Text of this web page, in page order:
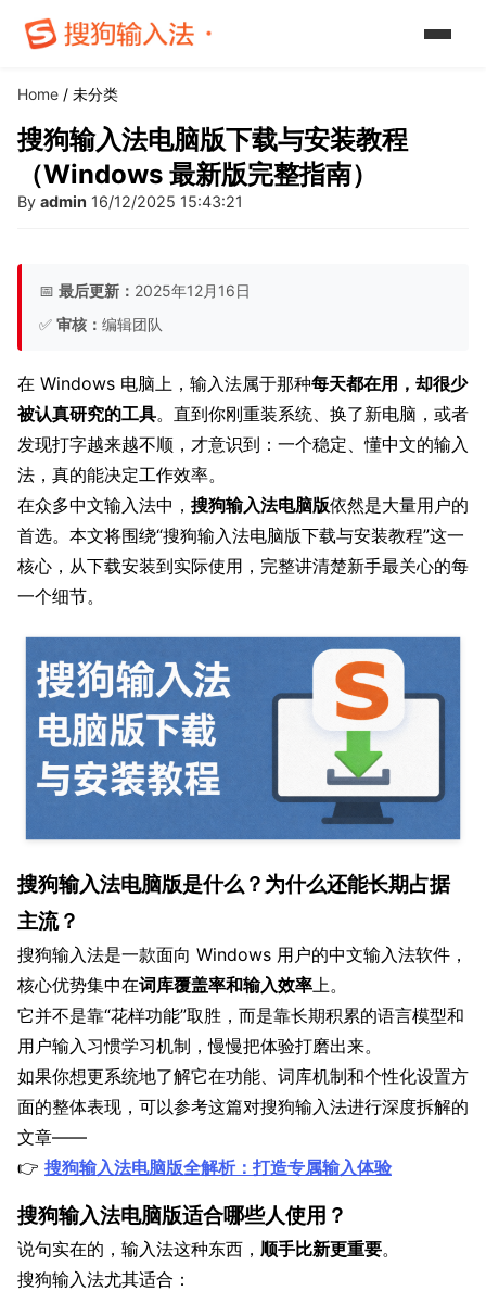
Home / 未分类
搜狗输入法电脑版下载与安装教程
（Windows 最新版完整指南）
By admin 16/12/2025 15:43:21
📅 最后更新： 2025年12月16日
✅ 审核： 编辑团队
在 Windows 电脑上，输入法属于那种每天都在用，却很少
被认真研究的工具。直到你刚重装系统、换了新电脑，或者
发现打字越来越不顺，才意识到：一个稳定、懂中文的输入
法，真的能决定工作效率。
在众多中文输入法中， 搜狗输入法电脑版依然是大量用户的
首选。本文将围绕“搜狗输入法电脑版下载与安装教程”这一
核心，从下载安装到实际使用，完整讲清楚新手最关心的每
一个细节。
搜狗输入法电脑版是什么？为什么还能长期占据
主流？
搜狗输入法是一款面向 Windows 用户的中文输入法软件，
核心优势集中在词库覆盖率和输入效率上。
它并不是靠“花样功能”取胜，而是靠长期积累的语言模型和
用户输入习惯学习机制，慢慢把体验打磨出来。
如果你想更系统地了解它在功能、词库机制和个性化设置方
面的整体表现，可以参考这篇对搜狗输入法进行深度拆解的
文章——
👉 搜狗输入法电脑版全解析：打造专属输入体验
搜狗输入法电脑版适合哪些人使用？
说句实在的，输入法这种东西， 顺手比新更重要。
搜狗输入法尤其适合：